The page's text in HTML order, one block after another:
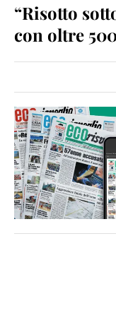
“Risotto
con oltre